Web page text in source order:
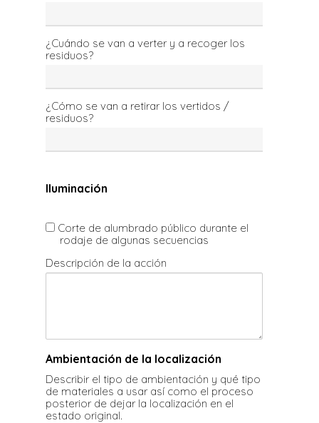
¿Cuándo se van a verter y a recoger los
residuos?
¿Cómo se van a retirar los vertidos /
residuos?
Iluminación
Corte de alumbrado público durante el
rodaje de algunas secuencias
Descripción de la acción
Ambientación de la localización
Describir el tipo de ambientación y qué tipo
de materiales a usar así como el proceso
posterior de dejar la localización en el
estado original.